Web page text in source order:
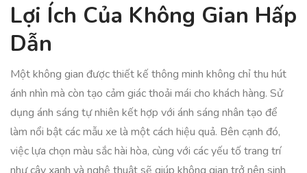
Lợi Ích Của Không Gian Hấp
Dẫn
Một không gian được thiết kế thông minh không chỉ thu hút
ánh nhìn mà còn tạo cảm giác thoải mái cho khách hàng. Sử
dụng ánh sáng tự nhiên kết hợp với ánh sáng nhân tạo để
làm nổi bật các mẫu xe là một cách hiệu quả. Bên cạnh đó,
việc lựa chọn màu sắc hài hòa, cùng với các yếu tố trang trí